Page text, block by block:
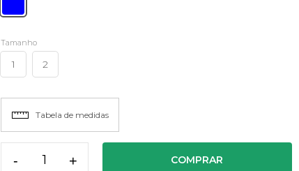
Tamanho
1 2
Tabela de medidas
- + COMPRAR